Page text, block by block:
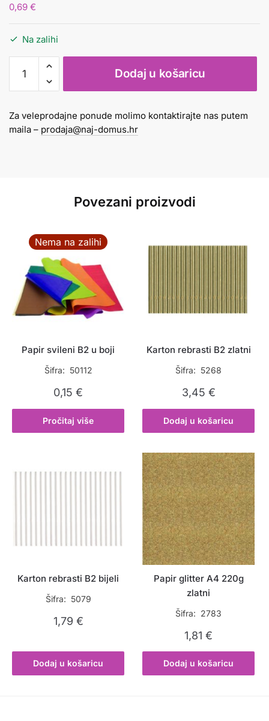
0,69 €
Na zalihi
papir
A4
narančasti
količina
Dodaj u košaricu
Za veleprodajne ponude molimo kontaktirajte nas putem
maila – prodaja@naj-domus.hr
Povezani proizvodi
Nema na zalihi
Papir svileni B2 u boji
Šifra: 50112
0,15€
Pročitaj više
Karton rebrasti B2 zlatni
Šifra: 5268
3,45 €
Dodaj u košaricu
Karton rebrasti B2 bijeli
Šifra: 5079
1,79 €
Dodaj u košaricu
Papir glitter A4 220g
zlatni
Šifra: 2783
1,81€
Dodaj u košaricu